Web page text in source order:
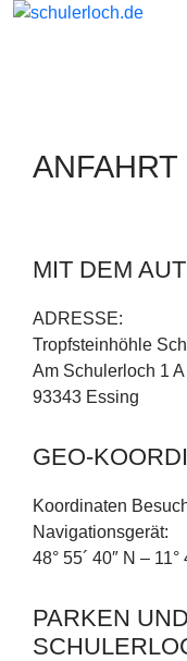
ANFAHRT
MIT DEM
ADRESSE:
Tropfsteinhöhle
Am Schulerloch 1 A
93343 Essing
GEO-
Koordinaten
Navigationsgerät:
48° 55´ 40″ N – 11°
PARKEN